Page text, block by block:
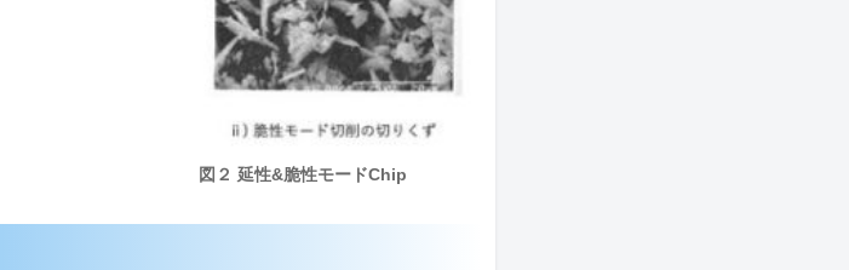
図２ 延性&脆性モードChip